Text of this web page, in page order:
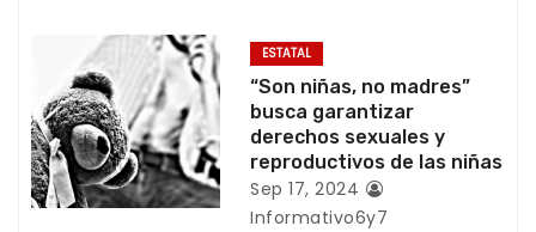
n
t
ESTATAL
“Son niñas, no madres”
busca garantizar
derechos sexuales y
reproductivos de las niñas
Sep 17, 2024
Informativo6y7